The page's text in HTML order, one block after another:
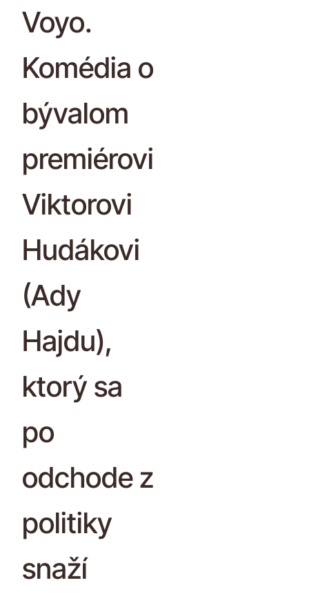
Voyo.
Komédia o
bývalom
premiérovi
Viktorovi
Hudákovi
(Ady
Hajdu),
ktorý sa
po
odchode z
politiky
snaží